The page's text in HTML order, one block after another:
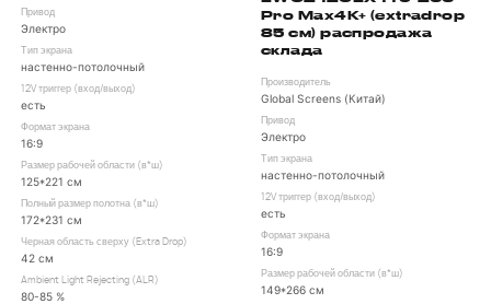
Привод
Электро
Тип экрана
настенно-потолочный
12V триггер (вход/выход)
есть
Формат экрана
16:9
Размер рабочей области (в*ш)
125*221 см
Полный размер полотна (в*ш)
172*231 см
Черная область сверху (Extra Drop)
42 см
Ambient Light Rejecting (ALR)
80-85 %
Pro Max4K+ (extradrop
85 см) распродажа
склада
Производитель
Global Screens (Китай)
Привод
Электро
Тип экрана
настенно-потолочный
12V триггер (вход/выход)
есть
Формат экрана
16:9
Размер рабочей области (в*ш)
149*266 см